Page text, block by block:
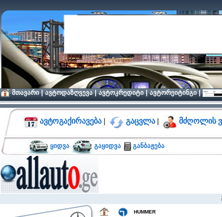
მთავარი|ავტოდაზღვევა|ავტოკრედიტი|ავტორეიტინგი|
ავტოგაქირავება | გაცვლა | მძღოლის
ყიდვა გაყიდვა განბაჟება
HUMMER